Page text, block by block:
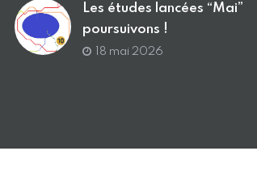
Les études lancées “Mai”
poursuivons !
18 mai 2026